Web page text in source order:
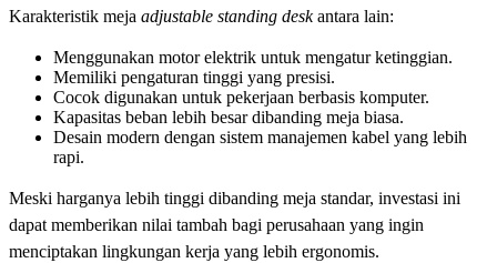
Karakteristik meja adjustable standing deskantara lain:
Menggunakan motor elektrik untuk mengatur ketinggian.
Memiliki pengaturan tinggi yang presisi.
Cocok digunakan untuk pekerjaan berbasis komputer.
Kapasitas beban lebih besar dibanding meja biasa.
Desain modern dengan sistem manajemen kabel yang lebih
rapi.
Meski harganya lebih tinggi dibanding meja standar, investasi ini
dapat memberikan nilai tambah bagi perusahaan yang ingin
menciptakan lingkungan kerja yang lebih ergonomis.